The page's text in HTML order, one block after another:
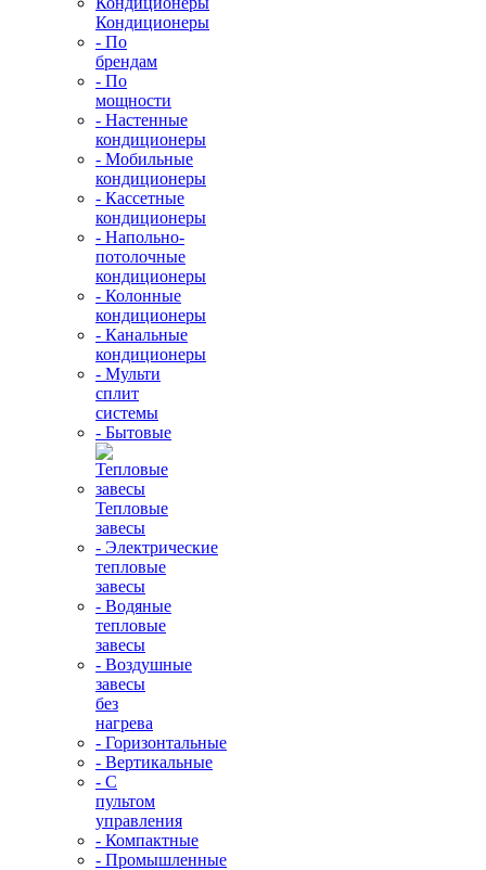
Кондиционеры
- По
брендам
- По
мощности
- Настенные
кондиционеры
- Мобильные
кондиционеры
- Кассетные
кондиционеры
- Напольно-
потолочные
кондиционеры
- Колонные
кондиционеры
- Канальные
кондиционеры
- Мульти
сплит
системы
- Бытовые
Тепловые
завесы
- Электрические
тепловые
завесы
- Водяные
тепловые
завесы
- Воздушные
завесы
без
нагрева
- Горизонтальные
- Вертикальные
- С
пультом
управления
- Компактные
- Промышленные